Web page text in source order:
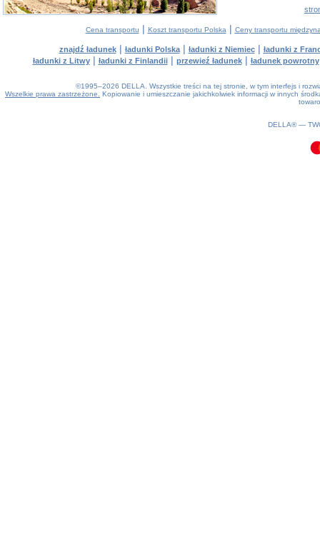
Cena transportu | Koszt transportu Polska | Ceny transportu
znajdź ładunek| ładunki Polska| ładunki z Niemiec| ładunki z
ładunki z Litwy| ładunki z Finlandii| przewieź ładunek| ładunek powrotny
©1995–2026 DELLA. Wszystkie treści na tej stronie, w tym interfejs i
Wszelkie prawa zastrzeżone.
Kopiowanie i umieszczanie jakichkolwiek informacji w innych
DELLA® —